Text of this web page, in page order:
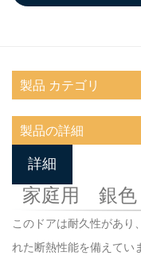
製品 カテゴリ
製品の詳細
詳細
家庭用 銀
このドアは耐久性があ
れた断熱性能を備えてい